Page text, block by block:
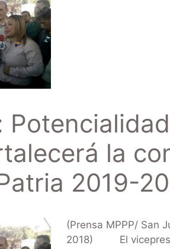
la
2019-
(Prensa MPPP/ San
2018) El